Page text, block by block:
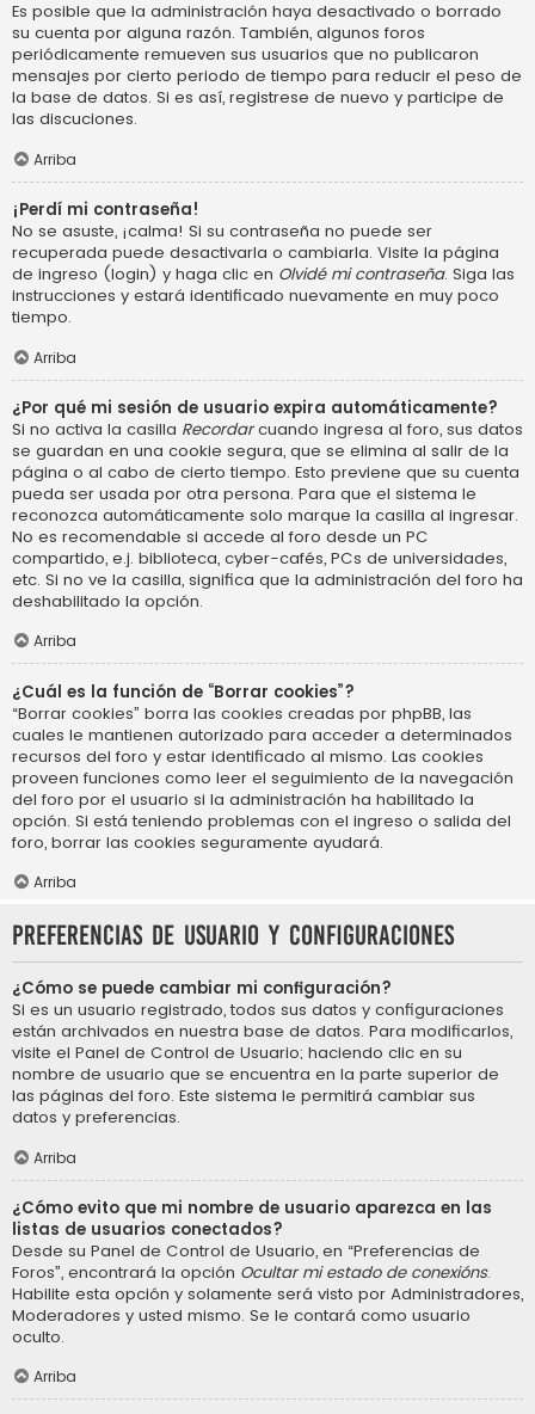
Es posible que la administración haya desactivado o borrado
su cuenta por alguna razón. También, algunos foros
periódicamente remueven sus usuarios que no publicaron
mensajes por cierto periodo de tiempo para reducir el peso de
la base de datos. Si es así, registrese de nuevo y participe de
las discuciones.
Arriba
¡Perdí mi contraseña!
No se asuste, ¡calma! Si su contraseña no puede ser
recuperada puede desactivarla o cambiarla. Visite la página
de ingreso (login) y haga clic en Olvidé mi contraseña. Siga las
instrucciones y estará identificado nuevamente en muy poco
tiempo.
Arriba
¿Por qué mi sesión de usuario expira automáticamente?
Si no activa la casilla Recordarcuando ingresa al foro, sus datos
se guardan en una cookie segura, que se elimina al salir de la
página o al cabo de cierto tiempo. Esto previene que su cuenta
pueda ser usada por otra persona. Para que el sistema le
reconozca automáticamente solo marque la casilla al ingresar.
No es recomendable si accede al foro desde un PC
compartido, e.j. biblioteca, cyber-cafés, PCs de universidades,
etc. Si no ve la casilla, significa que la administración del foro ha
deshabilitado la opción.
Arriba
¿Cuál es la función de “Borrar cookies”?
“Borrar cookies” borra las cookies creadas por phpBB, las
cuales le mantienen autorizado para acceder a determinados
recursos del foro y estar identificado al mismo. Las cookies
proveen funciones como leer el seguimiento de la navegación
del foro por el usuario si la administración ha habilitado la
opción. Si está teniendo problemas con el ingreso o salida del
foro, borrar las cookies seguramente ayudará.
Arriba
Preferencias de usuario y configuraciones
¿Cómo se puede cambiar mi configuración?
Si es un usuario registrado, todos sus datos y configuraciones
están archivados en nuestra base de datos. Para modificarlos,
visite el Panel de Control de Usuario; haciendo clic en su
nombre de usuario que se encuentra en la parte superior de
las páginas del foro. Este sistema le permitirá cambiar sus
datos y preferencias.
Arriba
¿Cómo evito que mi nombre de usuario aparezca en las
listas de usuarios conectados?
Desde su Panel de Control de Usuario, en “Preferencias de
Foros”, encontrará la opción Ocultar mi estado de conexións.
Habilite esta opción y solamente será visto por Administradores,
Moderadores y usted mismo. Se le contará como usuario
oculto.
Arriba